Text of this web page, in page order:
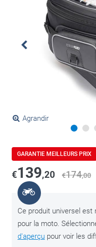
Agrandir
GARANTIE MEILLEURS PRIX
€139,20 €174,00
Ce produit universel
pour la moto.
d'aperçu pour voir les